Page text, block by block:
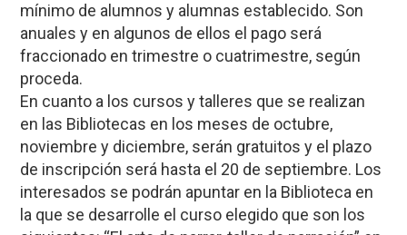
mínimo de alumnos y alumnas establecido. Son
anuales y en algunos de ellos el pago será
fraccionado en trimestre o cuatrimestre, según
proceda.
En cuanto a los cursos y talleres que se realizan
en las Bibliotecas en los meses de octubre,
noviembre y diciembre, serán gratuitos y el plazo
de inscripción será hasta el 20 de septiembre. Los
interesados se podrán apuntar en la Biblioteca en
la que se desarrolle el curso elegido que son los